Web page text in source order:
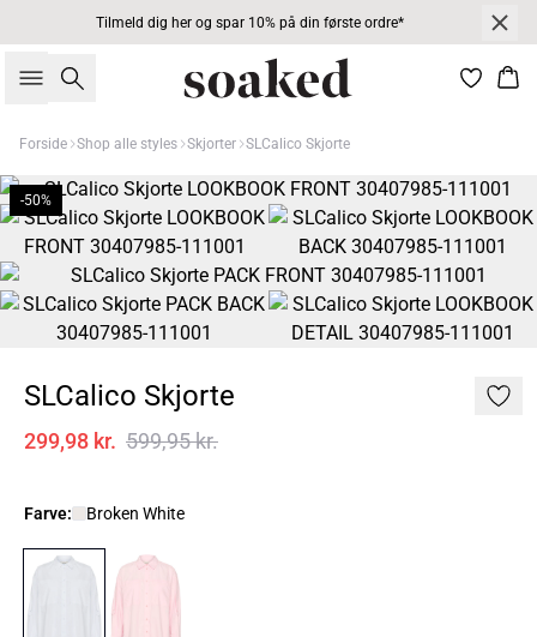
Tilmeld dig her og spar 10% på din første ordre*
Søg
Forside Shop alle styles Skjorter SLCalico Skjorte
-50%
SLCalico Skjorte
299,98 kr. 599,95 kr.
Farve: Broken White